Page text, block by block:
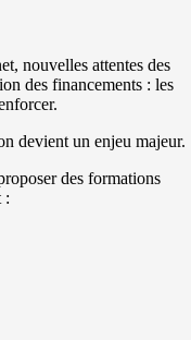
nouvelles attentes des
des financements : les
devient un enjeu majeur.
des formations
: